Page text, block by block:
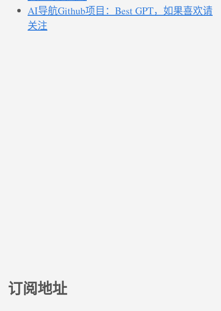
AI导航Github项目：Best GPT，如果喜欢请
关注
订阅地址